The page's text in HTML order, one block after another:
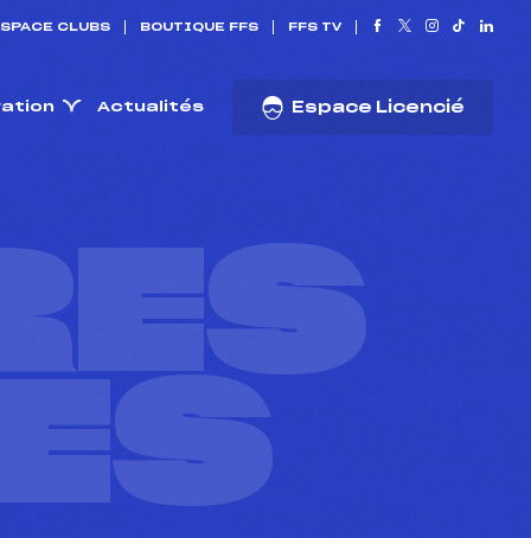
CLUBS BOUTIQUE FFS FFS TV
Actualités Espace Licencié